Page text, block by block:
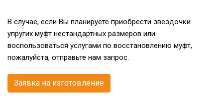
В случае, если Вы планируете приобрести звездочки
упругих муфт нестандартных размеров или
воспользоваться услугами по восстановлению муфт,
пожалуйста, отправьте нам запрос.
Заявка на изготовление